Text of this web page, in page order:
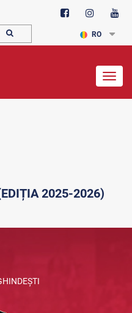
RO
2025-2026)